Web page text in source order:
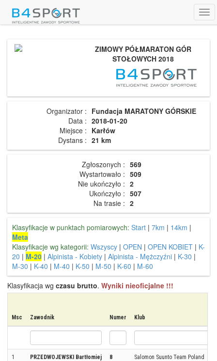
ZIMOWY PÓŁMARATON GÓR
STOŁOWYCH 2018
Organizator : Fundacja MARATONY GÓRSKIE
Data : 2018-01-20
Miejsce : Karłów
Dystans : 21 km
Zgłoszonych : 569
Wystartowało : 509
Nie ukończyło : 2
Ukończyło : 507
Na trasie : 2
Klasyfikacje w punktach pomiarowych: Start | 7km | 14km |
Meta
Klasyfikacje wg kategorii: Wszyscy | OPEN | OPEN KOBIET | K-
20 | M-20 | Alpinista - Kobiety | Alpinista - Mężczyźni | K-30 |
M-30 | K-40 | M-40 | K-50 | M-50 | K-60 | M-60
Klasyfikacja wg czasu brutto. Wyniki nieoficjalne !!!
Msc Zawodnik Numer Klub
1 PRZEDWOJEWSKI Bartłomiej 8 Salomon Suunto Team Poland